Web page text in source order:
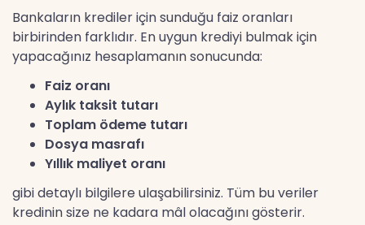
Bankaların krediler için sunduğu faiz oranları
birbirinden farklıdır. En uygun krediyi bulmak için
yapacağınız hesaplamanın sonucunda:
Faiz oranı
Aylık taksit tutarı
Toplam ödeme tutarı
Dosya masrafı
Yıllık maliyet oranı
gibi detaylı bilgilere ulaşabilirsiniz. Tüm bu veriler
kredinin size ne kadara mâl olacağını gösterir.